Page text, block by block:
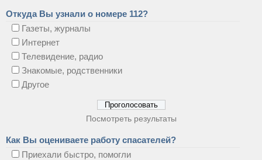
Откуда Вы узнали о номере 112?
Газеты, журналы
Интернет
Телевидение, радио
Знакомые, родственники
Другое
Посмотреть результаты
Как Вы оцениваете работу спасателей?
Приехали быстро, помогли